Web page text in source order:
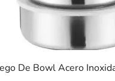
De Bowl Acero